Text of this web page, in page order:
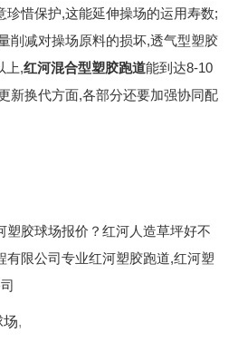
珍惜保护,这能延伸操场的运用寿数;
削减对操场原料的损坏,透气型塑胶
上,红河混合型塑胶跑道能到达8-10
新换代方面,各部分还要加强协同配
塑胶球场报价？红河人造草坪好不
有限公司专业红河塑胶跑道,红河塑
场,